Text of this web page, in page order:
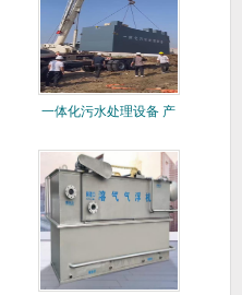
一体化污水处理设备 产